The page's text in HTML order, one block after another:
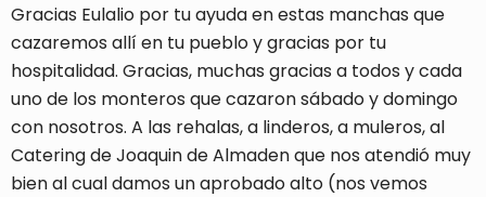
Gracias Eulalio por tu ayuda en estas manchas que
cazaremos allí en tu pueblo y gracias por tu
hospitalidad. Gracias, muchas gracias a todos y cada
uno de los monteros que cazaron sábado y domingo
con nosotros. A las rehalas, a linderos, a muleros, al
Catering de Joaquin de Almaden que nos atendió muy
bien al cual damos un aprobado alto (nos vemos